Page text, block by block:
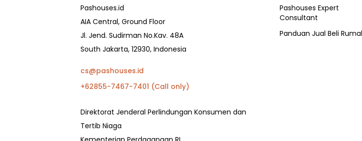
Pashouses.id
AIA Central, Ground Floor
Jl. Jend. Sudirman No.Kav. 48A
South Jakarta, 12930, Indonesia
cs@pashouses.id
+62855-7467-7401 (Call only)
Direktorat Jenderal Perlindungan Konsumen dan
Tertib Niaga
Pashouses Expert
Consultant
Panduan Jual Beli